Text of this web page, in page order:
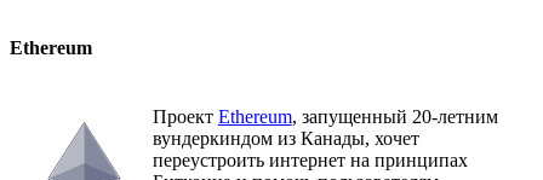
Ethereum
Проект Ethereum, запущенный 20-летним
вундеркиндом из Канады, хочет
переустроить интернет на принципах